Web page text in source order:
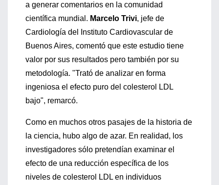
a generar comentarios en la comunidad
científica mundial. Marcelo Trivi, jefe de
Cardiología del Instituto Cardiovascular de
Buenos Aires, comentó que este estudio tiene
valor por sus resultados pero también por su
metodología. "Trató de analizar en forma
ingeniosa el efecto puro del colesterol LDL
bajo", remarcó.
Como en muchos otros pasajes de la historia de
la ciencia, hubo algo de azar. En realidad, los
investigadores sólo pretendían examinar el
efecto de una reducción específica de los
niveles de colesterol LDL en individuos